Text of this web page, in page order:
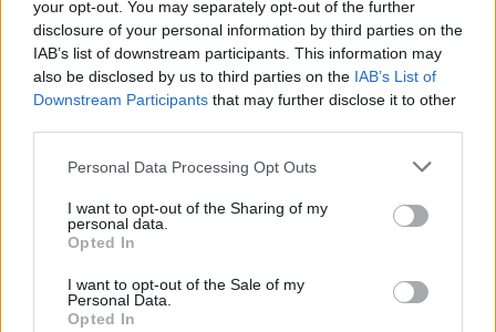
your opt-out. You may separately opt-out of the further
disclosure of your personal information by third parties on the
IAB’s list of downstream participants. This information may
also be disclosed by us to third parties on the IAB’s List of
Downstream Participants that may further disclose it to other
Personal Data Processing Opt Outs
I want to opt-out of the Sharing of my
personal data.
Opted In
I want to opt-out of the Sale of my
Personal Data.
Opted In
Todo lo fue
Lenin Ramirez